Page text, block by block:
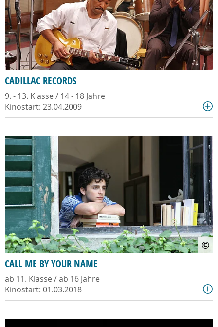
CADILLAC RECORDS
9. - 13. Klasse / 14 - 18 Jahre
Kinostart: 23.04.2009
©
CALL ME BY YOUR NAME
ab 11. Klasse / ab 16 Jahre
Kinostart: 01.03.2018